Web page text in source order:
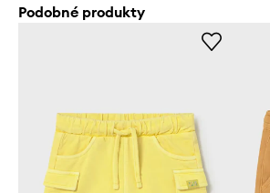
Podobné produkty